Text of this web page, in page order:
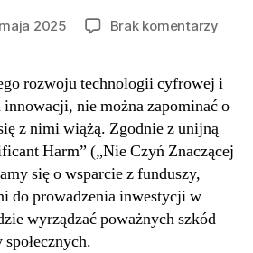
2025 Brak komentarzydo
na
rozwoju technologii cyfrowej i
nie można zapominać o
z nimi wiążą. Zgodnie z unijną
Harm” („Nie Czyń Znaczącej
się o wsparcie z funduszy,
do prowadzenia inwestycji w
wyrządzać poważnych szkód